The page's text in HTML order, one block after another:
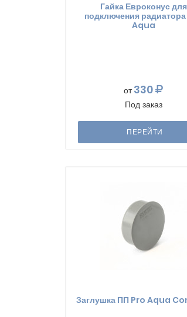
Гайка Евроконус для
подключения
Aqua
от330
Под заказ
ПЕРЕЙТИ
Заглушка ПП Pro Aqua